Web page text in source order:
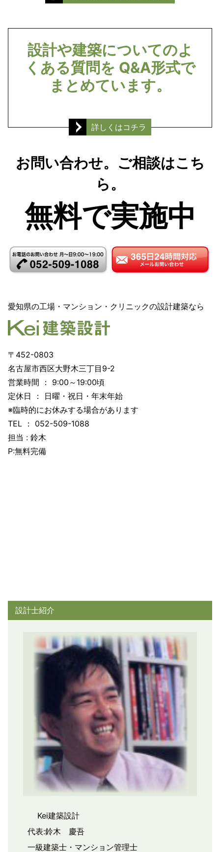
設計や建築についてのよ
くある質問を Q&A形式で
まとめています。
詳しくはコチラ
お問い合わせ。ご相談はこち
ら。
無料で実施中
愛知県の工場・マンション・クリニックの設計建築なら
〒452-0803
名古屋市西区大野木三丁目9-2
営業時間 ： 9:00～19:00頃
定休日 ： 日曜・祝日・年末年始
※臨時的にお休みする場合があります
TEL ： 052-509-1088
担当 : 鈴木
P:無料完備
設計士紹介
Kei建築設計
代表:鈴木 慶吾
一級建築士・マンション管理士